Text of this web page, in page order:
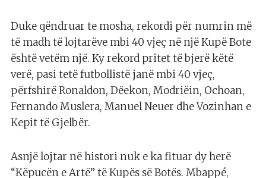
Duke qëndruar te mosha, rekordi për numrin më
të madh të lojtarëve mbi 40 vjeç në një Kupë Bote
është vetëm një. Ky rekord pritet të bjerë këtë
verë, pasi tetë futbollistë janë mbi 40 vjeç,
përfshirë Ronaldon, Dëekon, Modriëin, Ochoan,
Fernando Muslera, Manuel Neuer dhe Vozinhan e
Kepit të Gjelbër.
Asnjë lojtar në histori nuk e ka fituar dy herë
“Këpucën e Artë” të Kupës së Botës. Mbappé,